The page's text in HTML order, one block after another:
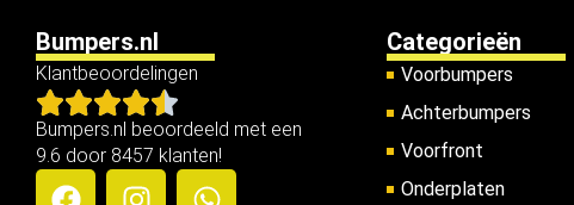
Bumpers.nl
Klantbeoordelingen
Bumpers.nl beoordeeld met een
9.6 door 8457 klanten!
Categorieën
Voorbumpers
Achterbumpers
Voorfront
Onderplaten